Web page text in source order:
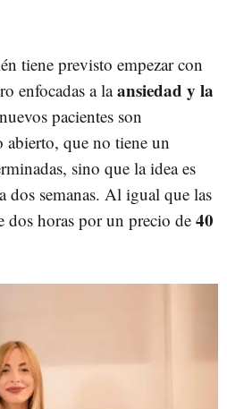
tiene previsto empezar con
enfocadas a laansiedad y la
pacientes son
abierto, que no tiene un
sino que la idea es
dos semanas. Al igual que las
dos horas por un precio de 40